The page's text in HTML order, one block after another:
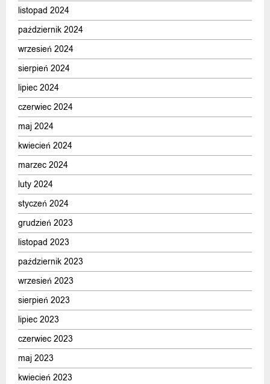
listopad 2024
październik 2024
wrzesień 2024
sierpień 2024
lipiec 2024
czerwiec 2024
maj 2024
kwiecień 2024
marzec 2024
luty 2024
styczeń 2024
grudzień 2023
listopad 2023
październik 2023
wrzesień 2023
sierpień 2023
lipiec 2023
czerwiec 2023
maj 2023
kwiecień 2023